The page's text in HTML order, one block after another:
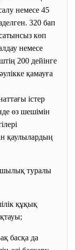
немесе 45
320 бап
көп
немесе
200 дейінге
қамауға
істер
өз шешімін
қаулылардың
туралы
құқық
басқа да